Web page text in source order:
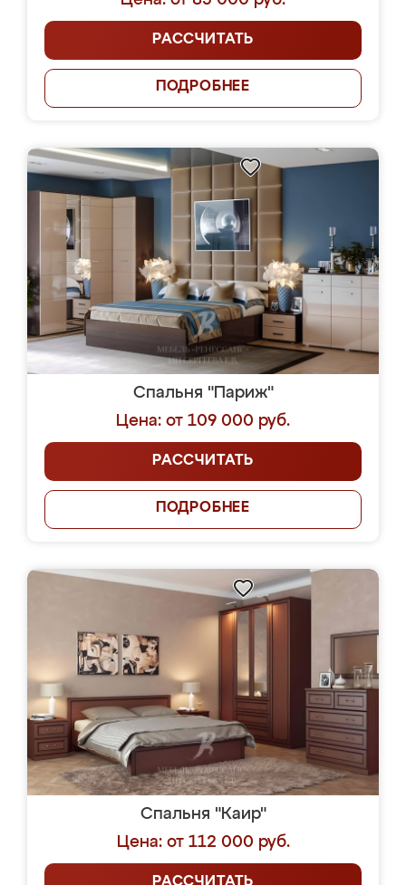
РАССЧИТАТЬ
ПОДРОБНЕЕ
Спальня "Париж"
Цена: от 109 000 руб.
РАССЧИТАТЬ
ПОДРОБНЕЕ
Спальня "Каир"
Цена: от 112 000 руб.